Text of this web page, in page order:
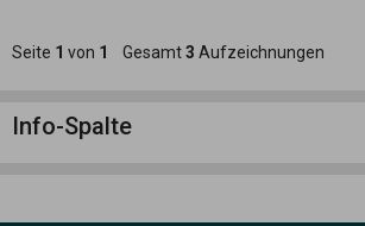
Seite 1 von 1 Gesamt3 Aufzeichnungen
Info-Spalte